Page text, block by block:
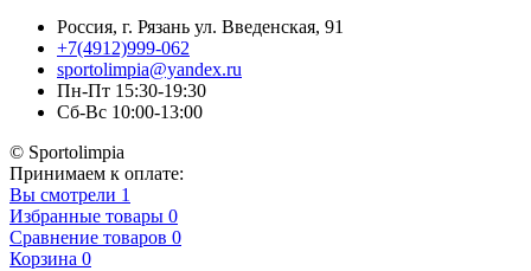
Россия, г. Рязань ул. Введенская, 91
+7(4912)999-062
sportolimpia@yandex.ru
Пн-Пт 15:30-19:30
Сб-Вс 10:00-13:00
© Sportolimpia
Принимаем к оплате:
Вы смотрели 1
Избранные товары 0
Сравнение товаров 0
Корзина 0